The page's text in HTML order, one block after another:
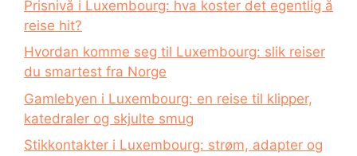
Prisnivå i Luxembourg: hva koster det egentlig å
reise hit?
Hvordan komme seg til Luxembourg: slik reiser
du smartest fra Norge
Gamlebyen i Luxembourg: en reise til klipper,
katedraler og skjulte smug
Stikkontakter i Luxembourg: strøm, adapter og